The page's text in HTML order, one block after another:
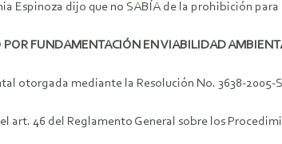
Espinoza dijo que no SABÍA de la prohibición
POR FUNDAMENTACIÓN EN VIABILIDAD
otorgada mediante la Resolución No. 3638-2005-
art. 46 del Reglamento General sobre los